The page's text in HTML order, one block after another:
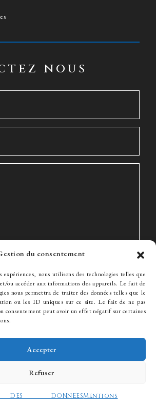
du consentement
nous utilisons des technologies telles que
ou accéder aux informations des appareils. Le fait de
nous permettra de traiter des données telles que le
ou les ID uniques sur ce site. Le fait de ne pas
consentement peut avoir un effet négatif sur certaines
Accepter
Refuser
DES DONNEESMentions
nous
L’équipe Actualités
Honoraires
© WJ Avocats 2024